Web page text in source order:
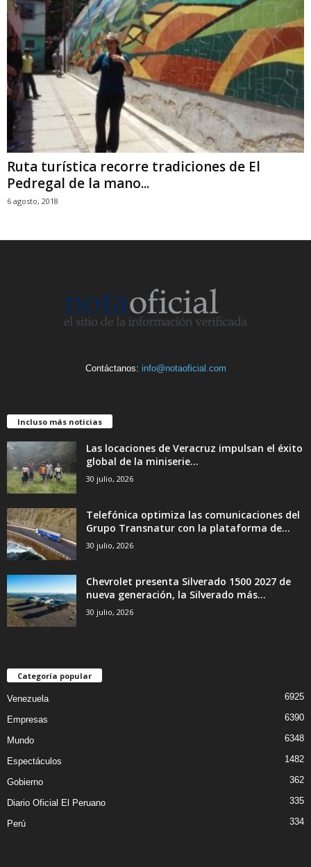
Ruta turística recorre tradiciones de El
Pedregal de la mano...
6 agosto, 2018
Contáctanos: info@notaoficial.com
Incluso más noticias
Las locaciones de Veracruz impulsan el éxito
global de la miniserie...
30 julio, 2026
Telefónica optimiza las comunicaciones del
Grupo Transnatur con la plataforma de...
30 julio, 2026
Chevrolet presenta Silverado 1500 2027 de
nueva generación, la Silverado más...
30 julio, 2026
Categoría popular
Venezuela 6925
Empresas 6390
Mundo 6348
Espectáculos 1482
Gobierno 362
Diario Oficial El Peruano 335
Perú 334